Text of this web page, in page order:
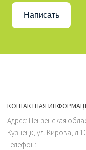
Написать
КОНТАКТНАЯ
Адрес: Пензенская
Кузнецк, ул. Кирова,
Телефон: